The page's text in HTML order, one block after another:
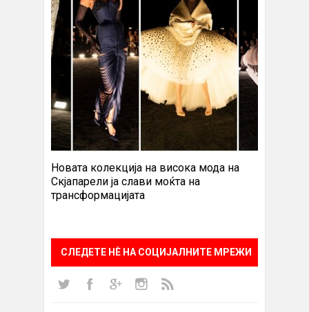
Новата колекција на висока мода на
Скјапарели ја слави моќта на
трансформацијата
СЛЕДЕТЕ НÈ НА СОЦИЈАЛНИТЕ МРЕЖИ